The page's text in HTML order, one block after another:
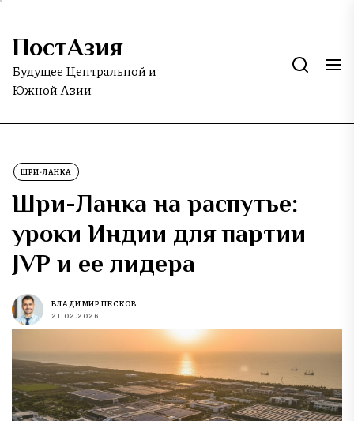
Skip
the
content
ПостАзия
Будущее Центральной и
Южной Азии
ШРИ-ЛАНКА
Шри-Ланка на распутье:
уроки Индии для партии
JVP и ее лидера
ВЛАДИМИР ПЕСКОВ
21.02.2026